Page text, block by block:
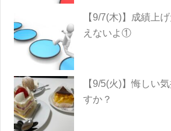
【9/7(木)】成績上
えないよ①
【9/5(火)】悔しい
すか？